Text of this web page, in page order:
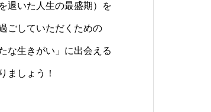
退いた人生の最盛期）を
ごしていただくための
な生きがい」に出会える
ましょう！
についてはこちらをご
用の流れはこちらをご覧